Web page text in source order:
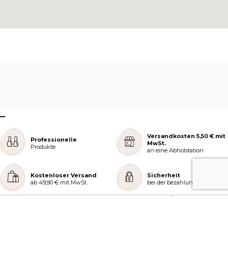
–
Professionelle
Produkte
Versandkosten 5,50 € mit
MwSt.
an eine Abholstation
Kostenloser Versand
ab 49,90 € mit MwSt.
Sicherheit
bei der bezahlung